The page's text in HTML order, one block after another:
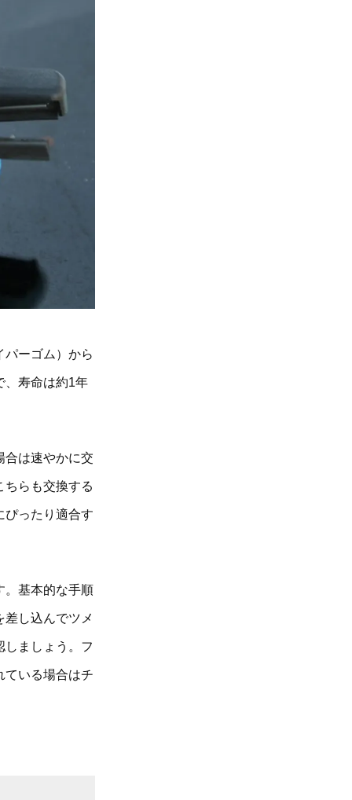
パーゴム）から
、寿命は約1年
合は速やかに交
ちらも交換する
ぴったり適合す
。基本的な手順
し込んでツメ
しましょう。フ
ている場合はチ